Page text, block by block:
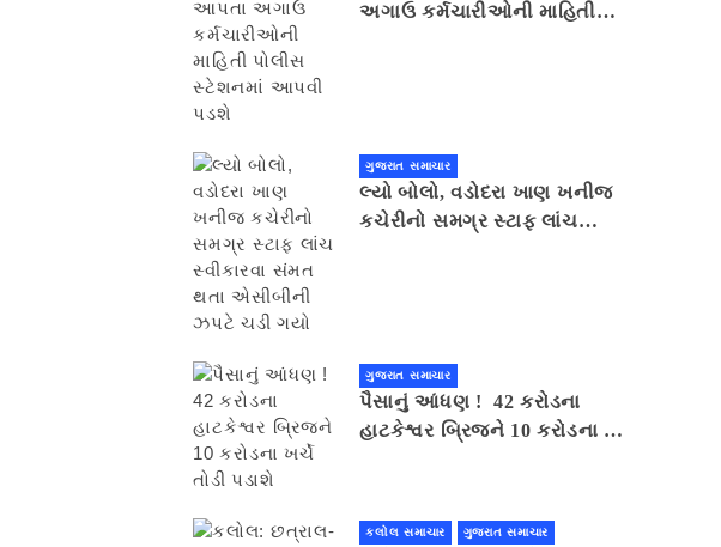
અગાઉ કર્મચારીઓની માહિતી
ગુજરાત સમાચાર
લ્યો બોલો, વડોદરા ખાણ ખનીજ
કચેરીનો સમગ્ર સ્ટાફ લાંચ
ગુજરાત સમાચાર
પૈસાનું આંધણ ! 42 કરોડના
હાટકેશ્વર બ્રિજને 10 કરોડના ખર્ચે
કલોલ સમાચાર ગુજરાત સમાચાર